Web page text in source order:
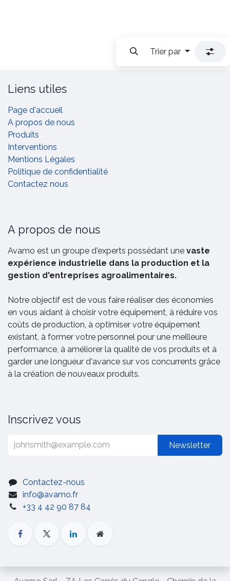
Trier par
Liens utiles
Page d'accueil
A propos de nous
Produits
Interventions
Mentions Légales
Politique de confidentialité
Contactez nous
A propos de nous
Avamo est un groupe d'experts possédant une vaste
expérience industrielle dans la production et la
gestion d'entreprises agroalimentaires.
Notre objectif est de vous faire réaliser des économies
en vous aidant à choisir votre équipement, à réduire vos
coûts de production, à optimiser votre équipement
existant, à former votre personnel pour une meilleure
performance, à améliorer la qualité de vos produits et à
garder une longueur d'avance sur vos concurrents grâce
à la création de nouveaux produits.
Inscrivez vous
Newsletter
Contactez-nous
info@avamo.fr
+33 4 42 90 87 84